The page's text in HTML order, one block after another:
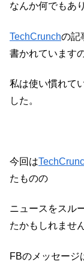
なんか何でもあ
TechCrunchの記
書かれています
私は使い慣れて
した。
今回は
たものの
ニュースをスル
たかもしれません
FBのメッセージ